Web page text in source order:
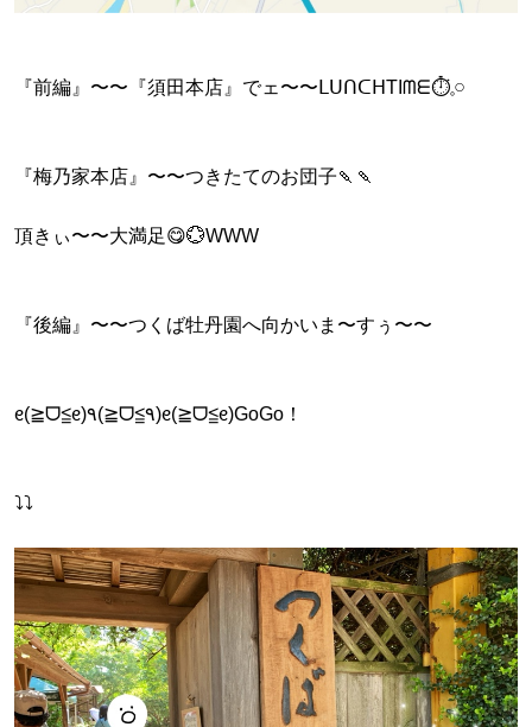
『前編』〜〜『須田本店』でェ〜〜ᒪᑌᑎᑕᕼTIᗰᗴ⏱‪𓈒𓏸
『梅乃家本店』〜〜つきたてのお団子🍡🍡
頂きぃ〜〜大満足😋💮WWW
『後編』〜〜つくば牡丹園へ向かいま〜すぅ〜〜
ᧉ(≧ᗜ≦ᧉ)٩(≧ᗜ≦٩)ᧉ(≧ᗜ≦ᧉ)GoGo！
⤵︎⤵︎